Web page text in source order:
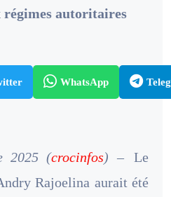
régimes autoritaires
WhatsApp
2025 (crocinfos) –
Le
Rajoelina aurait été